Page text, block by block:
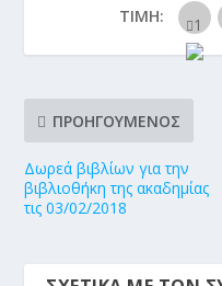
ΤΙΜΉ:
ΠΡΟΗΓΟΎΜΕΝΟΣ
Δωρεά βιβλίων για την
βιβλιοθήκη της ακαδημίας
τις 03/02/2018